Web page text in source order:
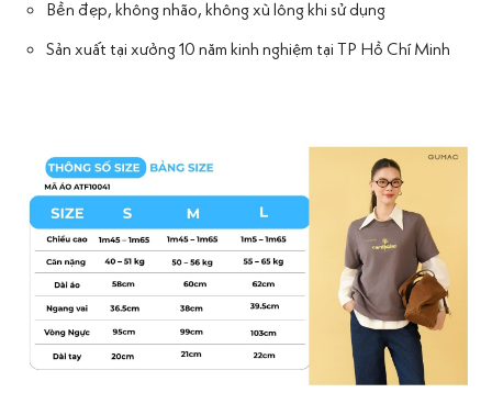
Bền đẹp, không nhão, không xù lông khi sử dụng
Sản xuất tại xưởng 10 năm kinh nghiệm tại TP Hồ Chí Minh